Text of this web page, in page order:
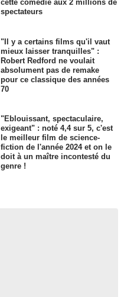
cette comédie aux 2 millions de
spectateurs
"Il y a certains films qu'il vaut
mieux laisser tranquilles" :
Robert Redford ne voulait
absolument pas de remake
pour ce classique des années
70
"Eblouissant, spectaculaire,
exigeant" : noté 4,4 sur 5, c'est
le meilleur film de science-
fiction de l'année 2024 et on le
doit à un maître incontesté du
genre !